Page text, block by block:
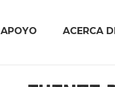
APOYO ACERCA